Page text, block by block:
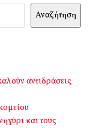
Αναζήτηση
αντιδράσεις
και τους